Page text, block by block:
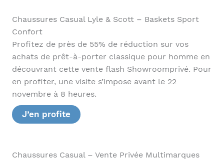
Chaussures Casual Lyle & Scott – Baskets Sport
Confort
Profitez de près de 55% de réduction sur vos
achats de prêt-à-porter classique pour homme en
découvrant cette vente flash Showroomprivé. Pour
en profiter, une visite s’impose avant le 22
novembre à 8 heures.
J’en profite
Chaussures Casual – Vente Privée Multimarques